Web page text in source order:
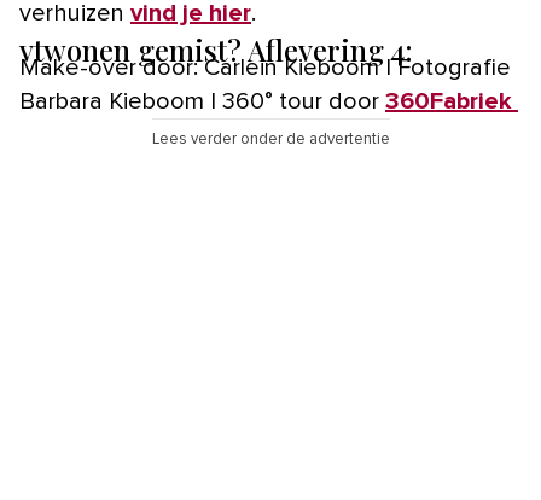
verhuizen vind je hier.
vtwonen gemist? Aflevering 4:
Make-over door: Carlein Kieboom | Fotografie
Barbara Kieboom | 360° tour door 360Fabriek
Lees verder onder de advertentie